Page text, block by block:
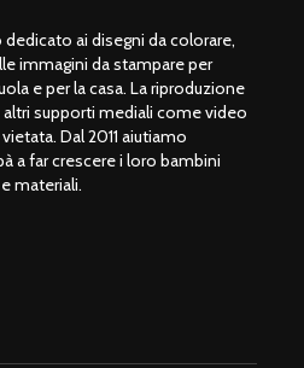
ai disegni da colorare,
immagini da stampare per
e per la casa. La riproduzione
supporti mediali come video
Dal 2011 aiutiamo
a far crescere i loro bambini
materiali.